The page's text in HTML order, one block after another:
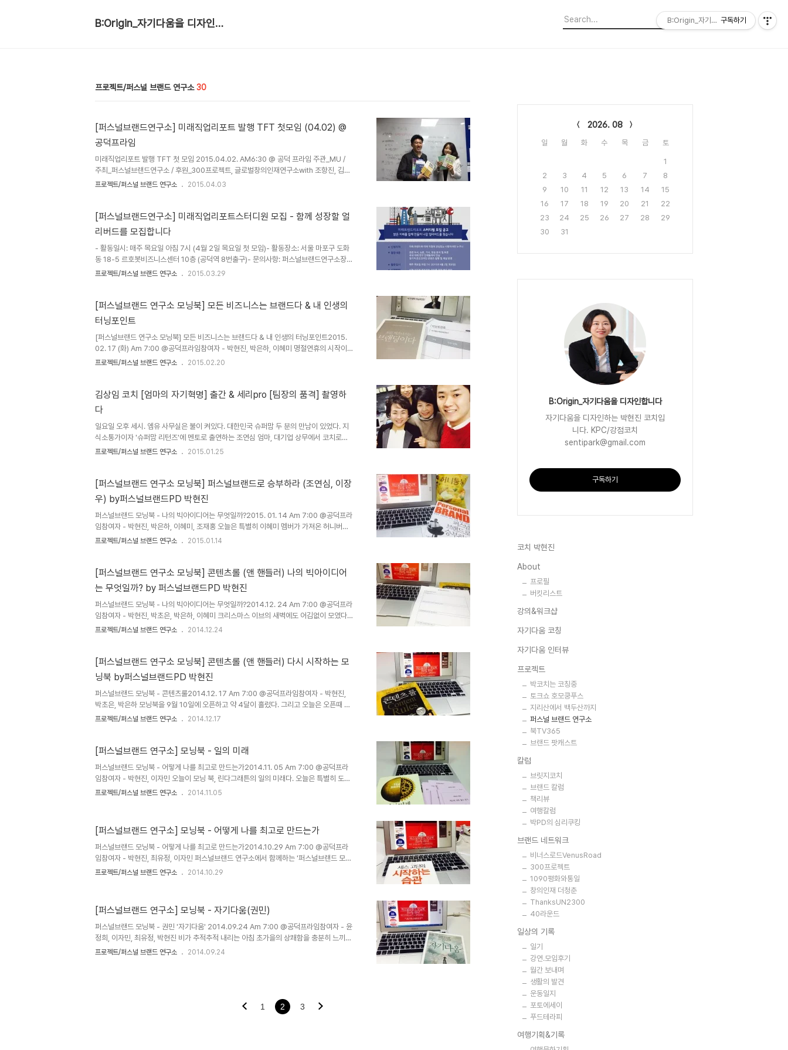
B:Origin_자기다움을 디자인합니다
프로젝트/퍼스널 브랜드 연구소 30
[퍼스널브랜드연구소] 미래직업리포트 발행 TFT 첫모임 (04.02) @
공덕프라임
미래직업리포트 발행 TFT 첫 모임 2015.04.02. AM6:30 @ 공덕 프라임 주관_MU /
주최_퍼스널브랜드연구소 / 후원_300프로젝트, 글로벌창의인재연구소with 조항진, 김카
타리나, 최유정, 이혜미, 장근우, 조연심, 박현진, 임규연, 이수향, 조재홍 작년 9월부터 매주
없다. 그러나 준비할 수는 있다. 미래를 공부하고 우리가 하는 일들의 미래를 연구하며 함께
성장하는 모임이다. 이른 아침 6:30. 10명의 인원이 모였다. 이른 아침을 깨우고 나온 사람
들. 이들을 통해 무한 에너지를 느낀다. 첫날은 앞으로 함께 할..
프로젝트/퍼스널 브랜드 연구소 2015.04.03
[퍼스널브랜드연구소] 미래직업리포트스터디원 모집 - 함께 성장할 얼
리버드를 모집합니다
- 활동일시: 매주 목요일 아침 7시 (4월 2일 목요일 첫 모임)- 활동장소: 서울 마포구 도화
동 18-5 르호봇비즈니스센터 10층 (공덕역 8번출구)- 문의사항: 퍼스널브랜드연구소장
박현진 sentipark@gmail.com 이 스터디를 기획하게 된 건, 연초에 하나의 기사가 발단
나는 퍼스널브랜드PD라는 개인브랜드로 살고 있다. 기존의 직업시장에서 볼 수 없는 직업
을 창조해서 살고 있지만 이 기사에서 소개한 162개의 일자리는 생소하다. 숨가쁘다라는
말로는 부족한 세상의 변화. 그리고 알수 없기에 불안한 미래. 일을 만들어..
프로젝트/퍼스널 브랜드 연구소 2015.03.29
[퍼스널브랜드 연구소 모닝북] 모든 비즈니스는 브랜드다 & 내 인생의
터닝포인트
[퍼스널브랜드 연구소 모닝북] 모든 비즈니스는 브랜드다 & 내 인생의 터닝포인트2015.
02. 17 (화) Am 7:00 @공덕프라임참여자 - 박현진, 박은하, 이혜미 명절연휴의 시작이
수요일부터인 관계로, 오늘의 모닝북은 화요일로 하루 당겼다. 이 열정가득한 멤버라니! 재
트를 3가지로 압축해보는 시간을 가졌다.3가지 터닝포인트가 된 사건과 경험을 서술하고,
거기서 얻은 메시지를 뽑았다. 그리고 인생곡선도 그려봤다. 이 워크샵은 내가 직접 해보기
도 하고 몇번 진행도 해봤는데 한 사람의 인생경험을 알아보기 좋은 툴 같다. 인생의 터닝
포..
프로젝트/퍼스널 브랜드 연구소 2015.02.20
김상임 코치 [엄마의 자기혁명] 출간 & 세리pro [팀장의 품격] 촬영하
다
​일요일 오후 세시. 엠유 사무실은 불이 켜있다. 대한민국 슈퍼맘 두 분의 만남이 있었다. 지
식소통가이자 '슈퍼맘 리턴즈'에 멘토로 출연하는 조연심 엄마, 대기업 상무에서 코치로서
성공적인 변신을 한 김상임 엄마. 김상임 코치님은 갓 출간된 '엄마의 자기혁명'을 저자 싸
'슈퍼맘 리턴즈'에서 워킹맘의 멘토로 출연중인 조연심 대표님은 이번주 워킹맘에게 권하는
책으로 '엄마의 자기 혁명'을 소개하기로 했다.또한 300프로젝트 카페에서 리뷰단을 모집
하고 있으니 현재 엄마인 분, 미래에 엄마가 될 여성분들은 적극 참여하시라. 서평단 모집
바로..
프로젝트/퍼스널 브랜드 연구소 2015.01.25
[퍼스널브랜드 연구소 모닝북] 퍼스널브랜드로 승부하라 (조연심, 이장
우) by퍼스널브랜드PD 박현진
퍼스널브랜드 모닝북 - 나의 빅아이디어는 무엇일까?2015. 01. 14 Am 7:00 @공덕프라
임참여자 - 박현진, 박은하, 이혜미, 조재홍 오늘은 특별히 이혜미 멤버가 가져온 허니버터
칩의 자매품 '허니통통'과 함께 했다.지난 한주간의 일상을 공유하며 책 이야기를 시작햇다.
문구가 와 닿았다.퍼스널 브랜드에 대해 맛뵈기는 되었다. 자기계발서 책이 그렇든 읽기는
쉬웠으나 실천은 어렵다. 적용할만한 사례는 감사일기였다. 나는 3년차 감사일기를 작성하
고 있다. 늘 감사할 거리를 5가지를 찾게 되고 하루를 반성하는데 좋은 툴이라 생각한다...
프로젝트/퍼스널 브랜드 연구소 2015.01.14
[퍼스널브랜드 연구소 모닝북] 콘텐츠롤 (앤 핸들러) 나의 빅아이디어
는 무엇일까? by 퍼스널브랜드PD 박현진
퍼스널브랜드 모닝북 - 나의 빅아이디어는 무엇일까?2014.12. 24 Am 7:00 @공덕프라
임참여자 - 박현진, 박초은, 박은하, 이혜미 크리스마스 이브의 새벽에도 어김없이 모였다.
오늘은 신규 회원 1인이 새로 참여했다.콘텐츠룰은 실전용 책에 가깝다. 온라인에 익숙한
는 책에서 소개된 콘텐츠를 왜 제작해야 하는 지 근본적인 질문을 던졌다. 나의 원 콘텐츠,
즉 빅 아이디어는 무엇인가? 콘텐츠 룰국내도서저자 : 앤 핸들리,C.C. 채프먼 / 정수진역출
판 : 제이펍 2012.02.24상세보기 1. 왜 콘텐츠를 제작하는가? 2. 콘텐츠의 목..
프로젝트/퍼스널 브랜드 연구소 2014.12.24
[퍼스널브랜드 연구소 모닝북] 콘텐츠롤 (앤 핸들러) 다시 시작하는 모
닝북 by퍼스널브랜드PD 박현진
퍼스널브랜드 모닝북 - 콘텐츠룰2014.12. 17 Am 7:00 @공덕프라임참여자 - 박현진,
박초은, 박은하 모닝북을 9월 10일에 오픈하고 약 4달이 흘렀다. 그리고 오늘은 오픈때 오
셨던 분들은 다 사라지고 새로운 멤버 두분 합류. 한 분은 엠유에서 인턴생활을 시작한, 박
나 진행했다.'9개의 진실, 1개의 교묘한 거짓말' 오랫만에 업데이트 해보는 퍼스널브랜드
2. 나는 한 직장에서 햇수로만 8년을 다녔다. 3. 퇴사와 동시에 다니던 회사..
프로젝트/퍼스널 브랜드 연구소 2014.12.17
[퍼스널브랜드 연구소] 모닝북 - 일의 미래
퍼스널브랜드 모닝북 - 어떻게 나를 최고로 만드는가2014.11. 05 Am 7:00 @공덕프라
임참여자 - 박현진, 이자민​ 오늘이 모닝 북, 린다그래튼의 일의 미래다. 오늘은 특별히 도구
를 동원해 모임을 진행해보려고 했다. 여러명이서 함께 진행하면 더 풍성한 이야기가 오갔
했다. 32개의 사실을 32개의 카드로 제작해 한눈에 미래지도를 살펴보고 현재와 매칭하는
작업을 했다. 책의 콘텐츠가 한눈에 들어와 좋고, 분리된 카드를 이동하고..
프로젝트/퍼스널 브랜드 연구소 2014.11.05
[퍼스널브랜드 연구소] 모닝북 - 어떻게 나를 최고로 만드는가
퍼스널브랜드 모닝북 - 어떻게 나를 최고로 만드는가2014.10.29 Am 7:00 @공덕프라
임참여자 - 박현진, 최유정, 이자민 퍼스널브랜드 연구소에서 함께하는 '퍼스널브랜드 모닝
북' 오늘의 모닝북은 '어떻게 나를 최고로 만드는가'이다.오늘 모닝북 멤버 유일한 참석자
라.좋아하는 B를 훈련하여 A로 만들어라. 3. 약한 연결의 인맥을 관리하라, 인맥 네트워크 I
we !!이 책을 좋아하는 이유는, 나도 이 책이 제시하는 바에 가까운 사회생활을..
프로젝트/퍼스널 브랜드 연구소 2014.10.29
[퍼스널브랜드 연구소] 모닝북 - 자기다움(권민)
퍼스널브랜드 모닝북 - 권민 '자기다움' 2014.09.24 Am 7:00 @공덕프라임참여자 - 윤
정희, 이자민, 최유정, 박현진 비가 추적추적 내리는 아침 초가을의 상쾌함을 충분히 느끼며
모닝북을 열었다.오늘의 모닝북 권민 저자의 '자기다움' 발표자를 별도로 정하지 않아 내가
고 행복했던 시절을, 누군가는 인생의 위기로 인한 터닝포인트를 이야기했다. 이 일이 당..
프로젝트/퍼스널 브랜드 연구소 2014.09.24
1 2 3
2026. 08
일 월 화 수 목 금 토
1
2
3 4 5 6 7
8
9
10 11 12 13 14
15
16
17 18 19 20 21
22
23
24 25 26 27 28
29
30
31
B:Origin_자기다움을 디자인합니다
자기다움을 디자인하는 박현진 코치입
니다. KPC/강점코치
sentipark@gmail.com
구독하기
코치 박현진
About
프로필
버킷리스트
강의&워크샵
자기다움 코칭
자기다움 인터뷰
프로젝트
박코치는 코칭중
토크쇼 호모쿵푸스
지리산에서 백두산까지
퍼스널 브랜드 연구소
북TV365
브랜드 팟캐스트
칼럼
브릿지코치
브랜드 칼럼
책리뷰
여행칼럼
박PD의 심리쿠킹
브랜드 네트워크
비너스로드VenusRoad
300프로젝트
1090평화와통일
창의인재 더청춘
ThanksUN2300
40라운드
일상의 기록
일기
강연.모임후기
월간 보내며
생활의 발견
운동일지
포토에세이
푸드테라피
여행기획&기록
B:Origin_자기다움을 디자인합니다
구독하기